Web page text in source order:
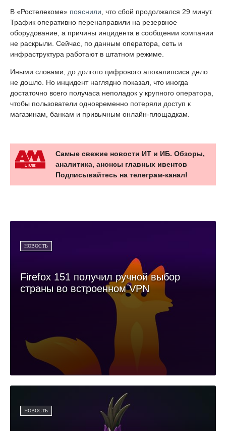
В «Ростелекоме» пояснили, что сбой продолжался 29 минут.
Трафик оперативно перенаправили на резервное
оборудование, а причины инцидента в сообщении компании
не раскрыли. Сейчас, по данным оператора, сеть и
инфраструктура работают в штатном режиме.
Иными словами, до долгого цифрового апокалипсиса дело
не дошло. Но инцидент наглядно показал, что иногда
достаточно всего получаса неполадок у крупного оператора,
чтобы пользователи одновременно потеряли доступ к
магазинам, банкам и привычным онлайн-площадкам.
Самые свежие новости ИТ и ИБ. Обзоры,
аналитика, анонсы главных ивентов
Подписывайтесь на телеграм-канал!
НОВОСТЬ
Firefox 151 получил ручной выбор
страны во встроенном VPN
НОВОСТЬ